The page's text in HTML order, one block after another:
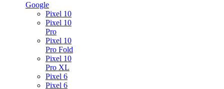
Google
Pixel 10
Pixel 10
Pro
Pixel 10
Pro Fold
Pixel 10
Pro XL
Pixel 6
Pixel 6